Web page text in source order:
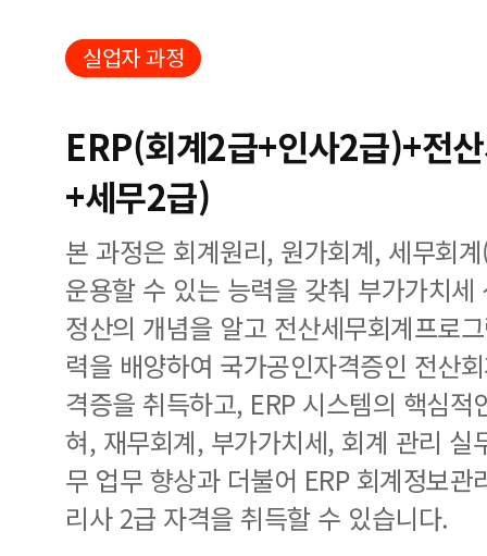
실업자 과정
ERP(회계2급+인사2급)+전
+세무2급)
본 과정은 회계원리, 원가회계, 세무회
운용할 수 있는 능력을 갖춰 부가가치
정산의 개념을 알고 전산세무회계프로
력을 배양하여 국가공인자격증인 전산
격증을 취득하고, ERP 시스템의 핵심
혀, 재무회계, 부가가치세, 회계 관리 실
무 업무 향상과 더불어 ERP 회계정보관
리사 2급 자격을 취득할 수 있습니다.